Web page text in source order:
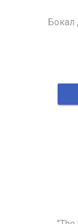
Бокал